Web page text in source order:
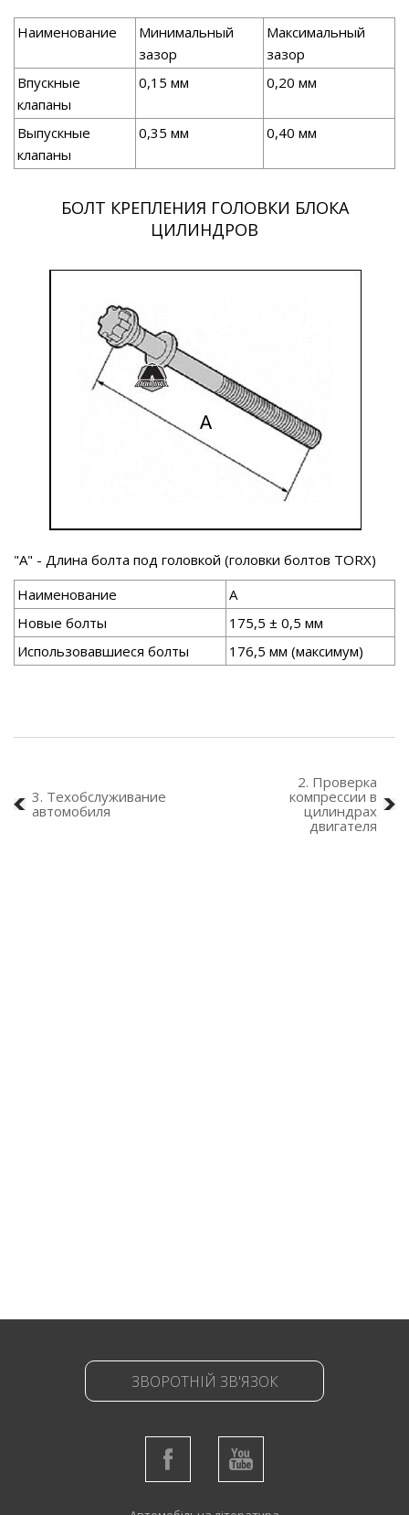
Наименование
Минимальный
зазор
Максимальный
зазор
Впускные
клапаны
0,15 мм 0,20 мм
Выпускные
клапаны
0,35 мм 0,40 мм
БОЛТ КРЕПЛЕНИЯ ГОЛОВКИ БЛОКА
ЦИЛИНДРОВ
"A" - Длина болта под головкой (головки болтов TORX)
Наименование
A
Новые болты
175,5 ± 0,5 мм
Использовавшиеся болты
176,5 мм (максимум)
3. Техобслуживание
автомобиля
2. Проверка
компрессии в
цилиндрах
двигателя
ЗВОРОТНІЙ ЗВ'ЯЗОК